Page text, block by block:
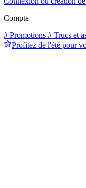
Compte
# Promotions # Trucs et
Profitez de l'été pour